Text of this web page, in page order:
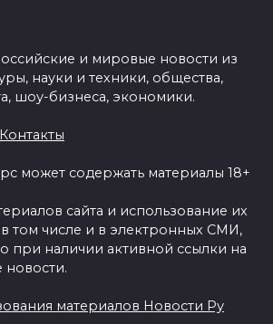
и мировые новости из
науки и техники, общества,
шоу-бизнеса, экономики.
Контакты
может содержать материалы 18+
сайта и использование их
том числе и в электронных СМИ,
при наличии активной ссылки на
новости.
материалов Новости Ру